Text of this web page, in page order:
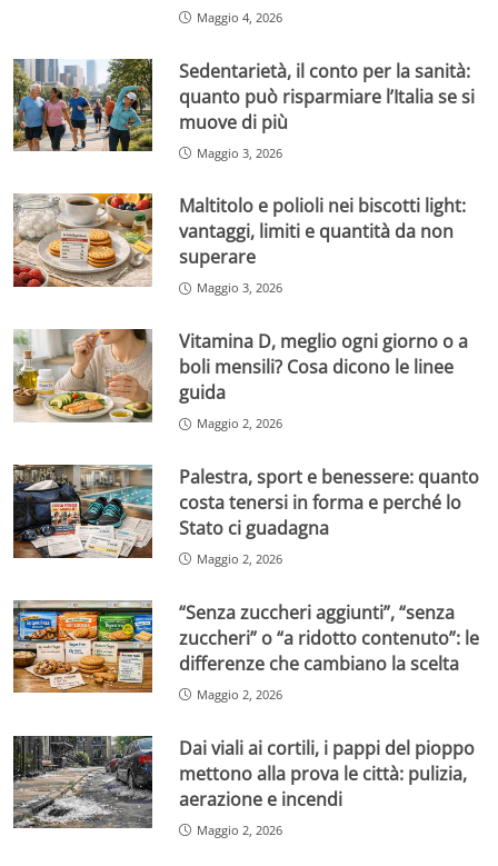
Maggio 4, 2026
Sedentarietà, il conto per la sanità:
quanto può risparmiare l’Italia se si
muove di più
Maggio 3, 2026
Maltitolo e polioli nei biscotti light:
vantaggi, limiti e quantità da non
superare
Maggio 3, 2026
Vitamina D, meglio ogni giorno o a
boli mensili? Cosa dicono le linee
guida
Maggio 2, 2026
Palestra, sport e benessere: quanto
costa tenersi in forma e perché lo
Stato ci guadagna
Maggio 2, 2026
“Senza zuccheri aggiunti”, “senza
zuccheri” o “a ridotto contenuto”: le
differenze che cambiano la scelta
Maggio 2, 2026
Dai viali ai cortili, i pappi del pioppo
mettono alla prova le città: pulizia,
aerazione e incendi
Maggio 2, 2026